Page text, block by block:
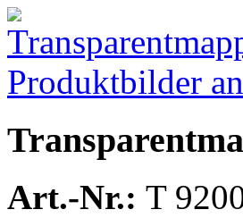
Produktbilder
Art.-Nr.: T